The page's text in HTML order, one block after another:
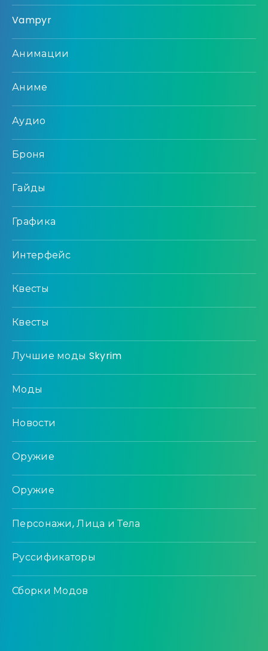
Vampyr
Анимации
Аниме
Аудио
Броня
Гайды
Графика
Интерфейс
Квесты
Квесты
Лучшие моды Skyrim
Моды
Новости
Оружие
Оружие
Персонажи, Лица и Тела
Руссификаторы
Сборки Модов